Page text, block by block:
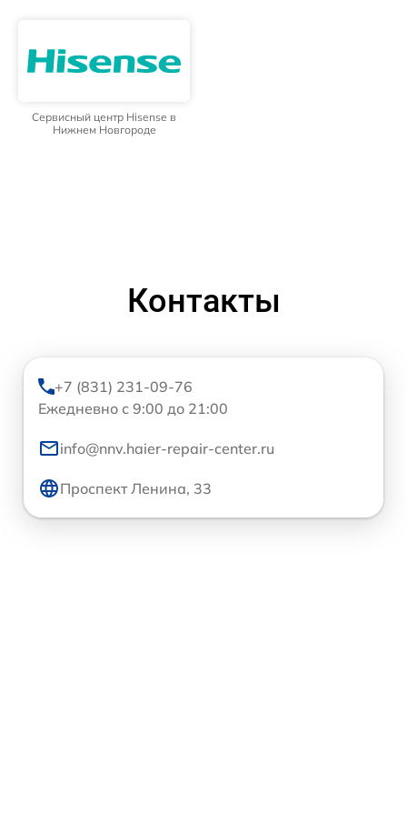
Сервисный центр Hisense в
Нижнем Новгороде
Контакты
+7 (831) 231-09-76
Ежедневно с 9:00 до 21:00
info@nnv.haier-repair-center.ru
Проспект Ленина, 33